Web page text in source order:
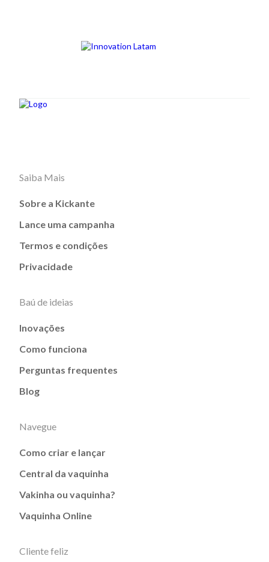
Saiba Mais
Sobre a Kickante
Lance uma campanha
Termos e condições
Privacidade
Baú de ideias
Inovações
Como funciona
Perguntas frequentes
Blog
Navegue
Como criar e lançar
Central da vaquinha
Vakinha ou vaquinha?
Vaquinha Online
Cliente feliz